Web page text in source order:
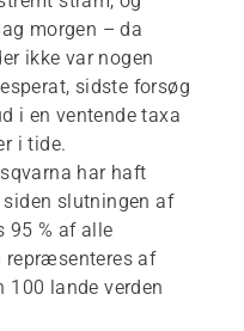
morgen – da
ikke var nogen
sidste forsøg
i en ventende taxa
i tide.
har haft
slutningen af
95 % af alle
repræsenteres af
lande verden